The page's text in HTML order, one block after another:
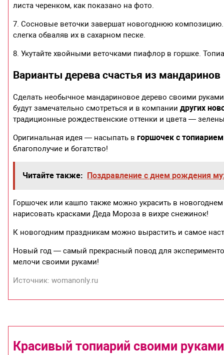
листа черенком, как показано на фото.
7. Сосновые веточки завершат новогоднюю
слегка обваляв их в сахарном песке.
8. Укутайте хвойными веточками пиафлор в горшке.
Варианты дерева счастья из мандаринов
Сделать необычное мандариновое дерево своими
будут замечательно смотреться и в компаниидругих
традиционные рождественские оттенки и цвета —
Оригинальная идея — насыпать вгоршочек с топиарием
благополучие и богатство!
Читайте также: Поздравление с днем рождения
Горшочек или кашпо также можно украсить в
нарисовать красками Деда Мороза в вихре снежинок!
К новогодним праздникам можно вырастить и самое
Новый год — самый прекрасный повод для
мелочи своими руками!
Источник: womanonly.ru
Красивый топиарий своими